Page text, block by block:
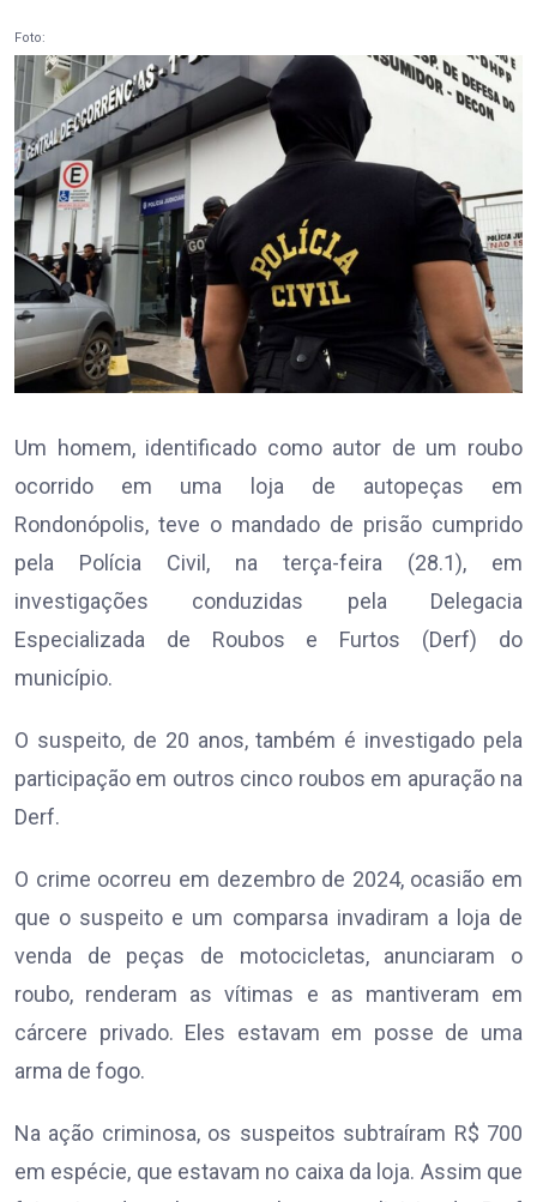
Foto:
Um homem, identificado como autor de um roubo
ocorrido em uma loja de autopeças em
Rondonópolis, teve o mandado de prisão cumprido
pela Polícia Civil, na terça-feira (28.1), em
investigações conduzidas pela Delegacia
Especializada de Roubos e Furtos (Derf) do
município.
O suspeito, de 20 anos, também é investigado pela
participação em outros cinco roubos em apuração na
Derf.
O crime ocorreu em dezembro de 2024, ocasião em
que o suspeito e um comparsa invadiram a loja de
venda de peças de motocicletas, anunciaram o
roubo, renderam as vítimas e as mantiveram em
cárcere privado. Eles estavam em posse de uma
arma de fogo.
Na ação criminosa, os suspeitos subtraíram R$ 700
em espécie, que estavam no caixa da loja. Assim que